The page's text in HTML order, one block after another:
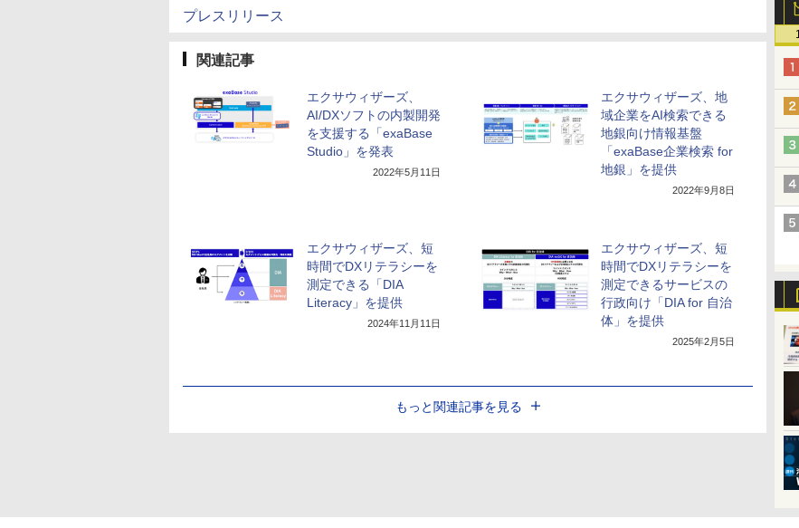
プレスリリース
関連記事
エクサウィザーズ、
AI/DXソフトの内製開発
を支援する「exaBase
Studio」を発表
2022年5月11日
エクサウィザーズ、地
域企業をAI検索できる
地銀向け情報基盤
「exaBase企業検索 for
地銀」を提供
2022年9月8日
エクサウィザーズ、短
時間でDXリテラシーを
測定できる「DIA
Literacy」を提供
2024年11月11日
エクサウィザーズ、短
時間でDXリテラシーを
測定できるサービスの
行政向け「DIA for 自治
体」を提供
2025年2月5日
もっと関連記事を見る